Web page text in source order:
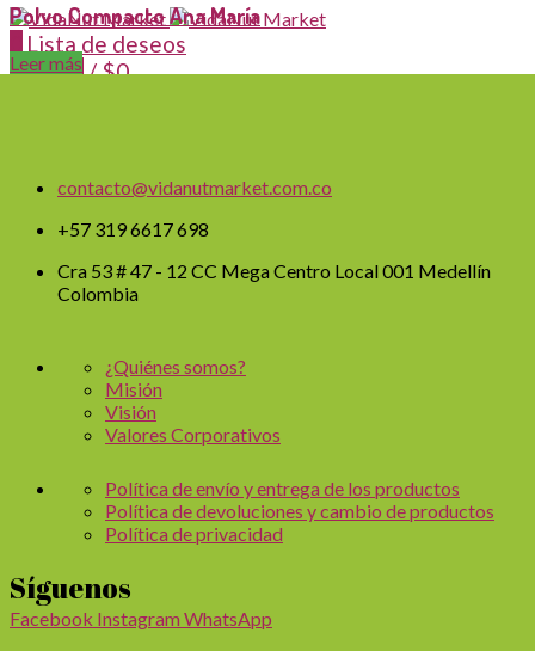
Lista de deseos
0items/$0
Polvo Compacto Ana María
Leer más
contacto@vidanutmarket.com.co
+57 319 6617 698
Cra 53 # 47 - 12 CC Mega Centro Local 001 Medellín
Colombia
¿Quiénes somos?
Misión
Visión
Valores Corporativos
Política de envío y entrega de los productos
Política de devoluciones y cambio de productos
Política de privacidad
Síguenos
Facebook Instagram WhatsApp